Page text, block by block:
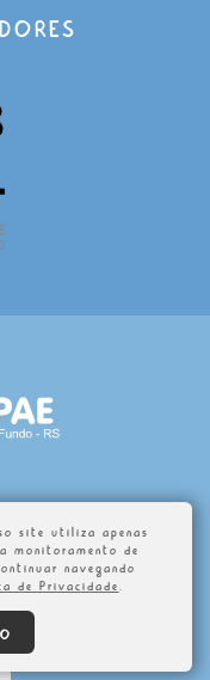
Excepcionais – APAE
parcial do conteúdo
site utiliza apenas
monitoramento de
navegando
de Privacidade.